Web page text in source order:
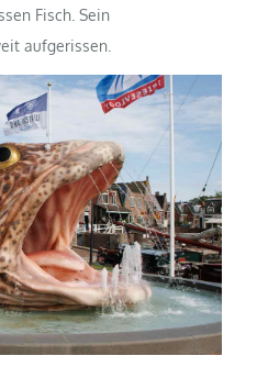
Fisch. Sein
aufgerissen.